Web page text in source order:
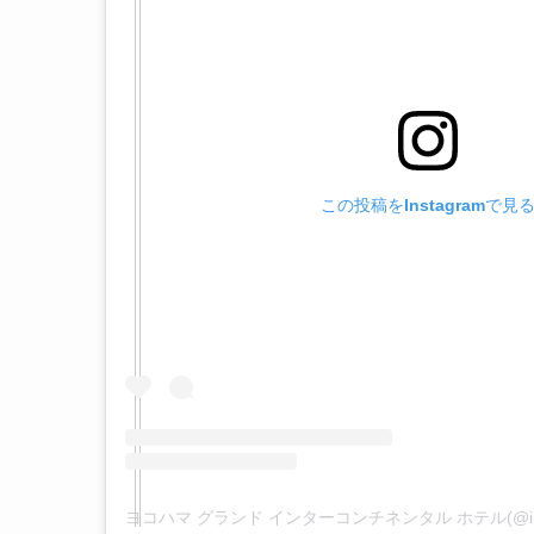
この投稿をInstagramで見る